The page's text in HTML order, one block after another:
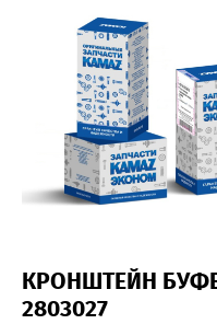
КРОНШТЕЙН
2803027